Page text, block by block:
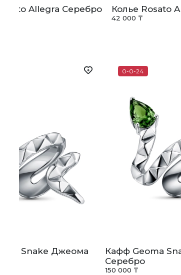
Allegra Серебро Колье Rosato
42 000 ₸
Snake Джеома
0-0-24
Кафф Geoma
Серебро
150 000 ₸